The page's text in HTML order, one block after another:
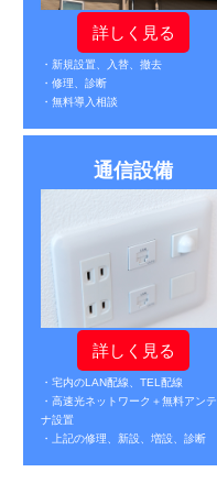
詳しく見る
・新規設置、入替、撤去
・修理、診断
・無料導入相談
通信設備
詳しく見る
・宅内のLAN配線、TEL配線
・高速光ネットワーク＋無料アンテ
ナ設置
・上記の修理、新設、増設、診断